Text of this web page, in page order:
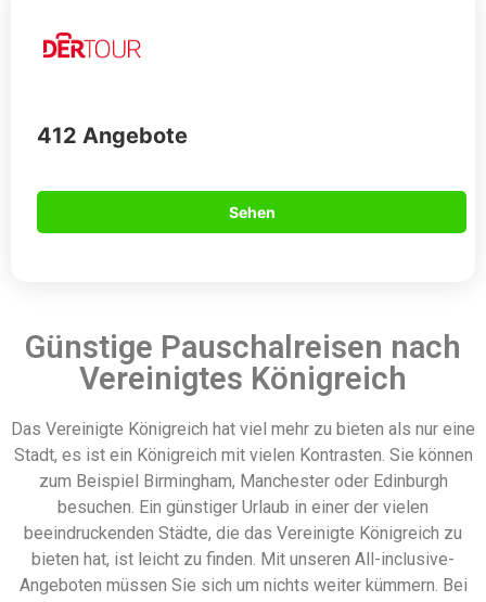
412 Angebote
Sehen
Günstige Pauschalreisen nach
Vereinigtes Königreich
Das Vereinigte Königreich hat viel mehr zu bieten als nur eine
Stadt, es ist ein Königreich mit vielen Kontrasten. Sie können
zum Beispiel Birmingham, Manchester oder Edinburgh
besuchen. Ein günstiger Urlaub in einer der vielen
beeindruckenden Städte, die das Vereinigte Königreich zu
bieten hat, ist leicht zu finden. Mit unseren All-inclusive-
Angeboten müssen Sie sich um nichts weiter kümmern. Bei